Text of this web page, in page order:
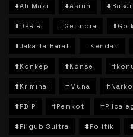
#Ali Mazi #Asrun
#DPR RI #Gerindra
#Jakarta Barat #Kendari
#Konkep #Konsel
#Kriminal #Muna
#PDIP #Pemkot
#Pilgub Sultra #Politik